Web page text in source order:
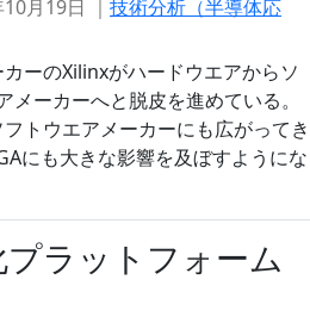
月19日 ｜ 技術分析（半導体応
カーのXilinxがハードウエアからソ
メーカーへと脱皮を進めている。
トウエアメーカーにも広がってき
にも大きな影響を及ぼすようにな
ラットフォーム